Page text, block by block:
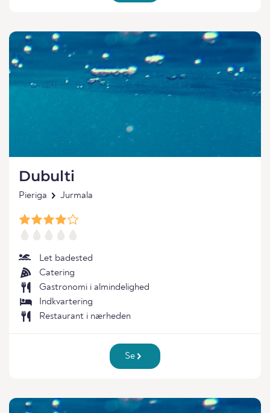
Dubulti
Pieriga Jurmala
Let badested
Catering
Gastronomi i almindelighed
Indkvartering
Restaurant i nærheden
Se